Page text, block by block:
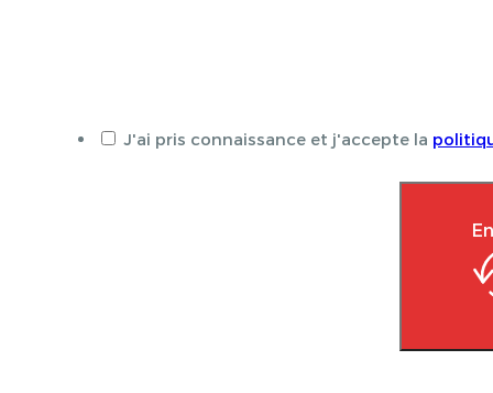
J'ai pris connaissance et j'accepte la